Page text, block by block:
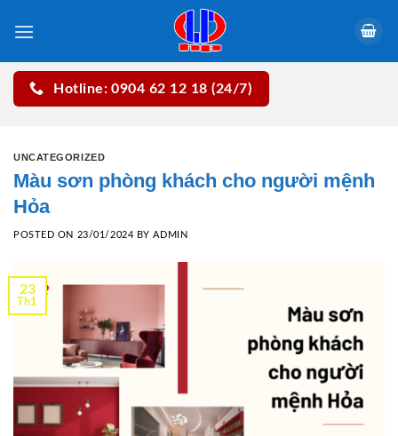
Hotline: 0904 62 12 18 (24/7)
UNCATEGORIZED
Màu sơn phòng khách cho người mệnh
Hỏa
POSTED ON 23/01/2024 BYADMIN
23
Th1